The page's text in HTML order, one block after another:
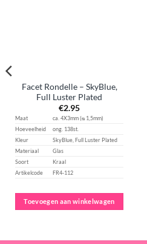
Facet Rondelle – SkyBlue,
Full Luster Plated
€2.95
Maat
ca. 4X3mm (ᴓ 1,5mm)
Hoeveelheid
ong. 138st.
Kleur
SkyBlue, Full Luster Plated
Materiaal
Glas
Soort
Kraal
Artikelcode
FR4-112
Toevoegen aan winkelwagen